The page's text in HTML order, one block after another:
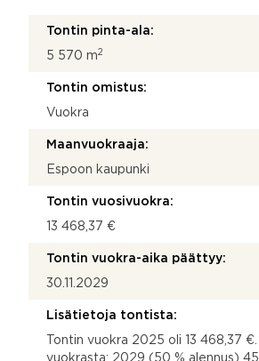
Tontin pinta-ala:
5 570 m2
Tontin omistus:
Vuokra
Maanvuokraaja:
Espoon kaupunki
Tontin vuosivuokra:
13 468,37 €
Tontin vuokra-aika päättyy:
30.11.2029
Lisätietoja tontista:
Tontin vuokra 2025 oli 13 468,37
vuokrasta: 2029 (50 % alennus)